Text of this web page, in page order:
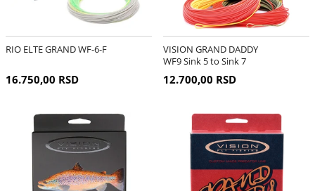
RIO ELTE GRAND WF-6-F
16.750,00 RSD
VISION GRAND DADDY
WF9 Sink 5 to Sink 7
12.700,00 RSD